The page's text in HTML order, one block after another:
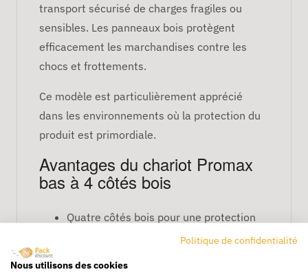
transport sécurisé de charges fragiles ou
sensibles. Les panneaux bois protègent
efficacement les marchandises contre les
chocs et frottements.
Ce modèle est particulièrement apprécié
dans les environnements où la protection du
produit est primordiale.
Avantages du chariot Promax
bas à 4 côtés bois
Quatre côtés bois pour une protection
Politique de confidentialité
Nous utilisons des cookies